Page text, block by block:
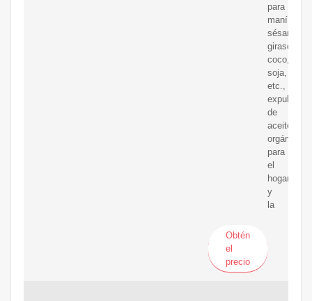
para
maní,
sésamo,
girasol,
coco,
soja,
etc.,
expulsor
de
aceite
orgánico
para
el
hogar
y
la
Obtén
el
precio